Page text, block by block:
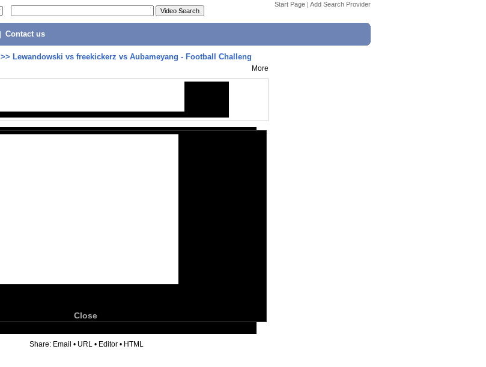
Start Page | Add Search Provider
Contact us
>> Lewandowski vs freekickerz vs Aubameyang - Football Challeng
More
Close
Share: Email • URL • Editor • HTML